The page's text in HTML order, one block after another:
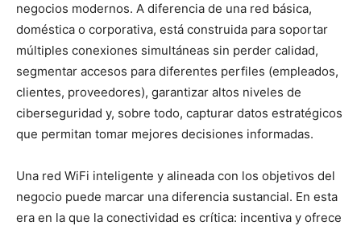
negocios modernos. A diferencia de una red básica,
doméstica o corporativa, está construida para soportar
múltiples conexiones simultáneas sin perder calidad,
segmentar accesos para diferentes perfiles (empleados,
clientes, proveedores), garantizar altos niveles de
ciberseguridad y, sobre todo, capturar datos estratégicos
que permitan tomar mejores decisiones informadas.
Una red WiFi inteligente y alineada con los objetivos del
negocio puede marcar una diferencia sustancial. En esta
era en la que la conectividad es crítica: incentiva y ofrece